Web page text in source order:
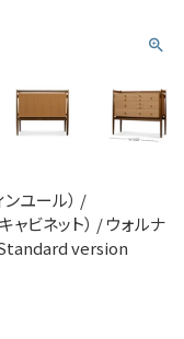
ンユール） /
ャビネット） / ウォルナ
Standard version